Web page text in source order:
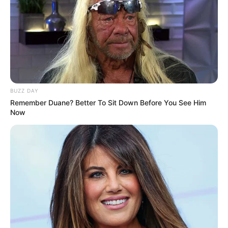
Biodata & Profil
Nama Lengkap: Miya Cech
Nama Panggung: Miya Cech
BUZZ DAY
Remember Duane? Better To Sit Down Before You See Him
Now